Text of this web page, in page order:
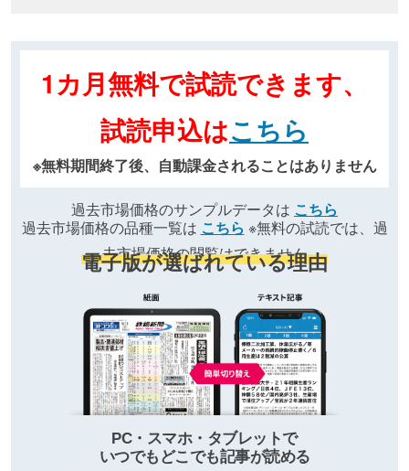
1カ月無料で試読できます、
試読申込はこちら
※無料期間終了後、自動課金されることはありません
過去市場価格のサンプルデータは こちら
過去市場価格の品種一覧は こちら ※無料の試読では、過
去市場価格の閲覧はできません
電子版が選ばれている理由
PC・スマホ・タブレットで
いつでもどこでも記事が読める